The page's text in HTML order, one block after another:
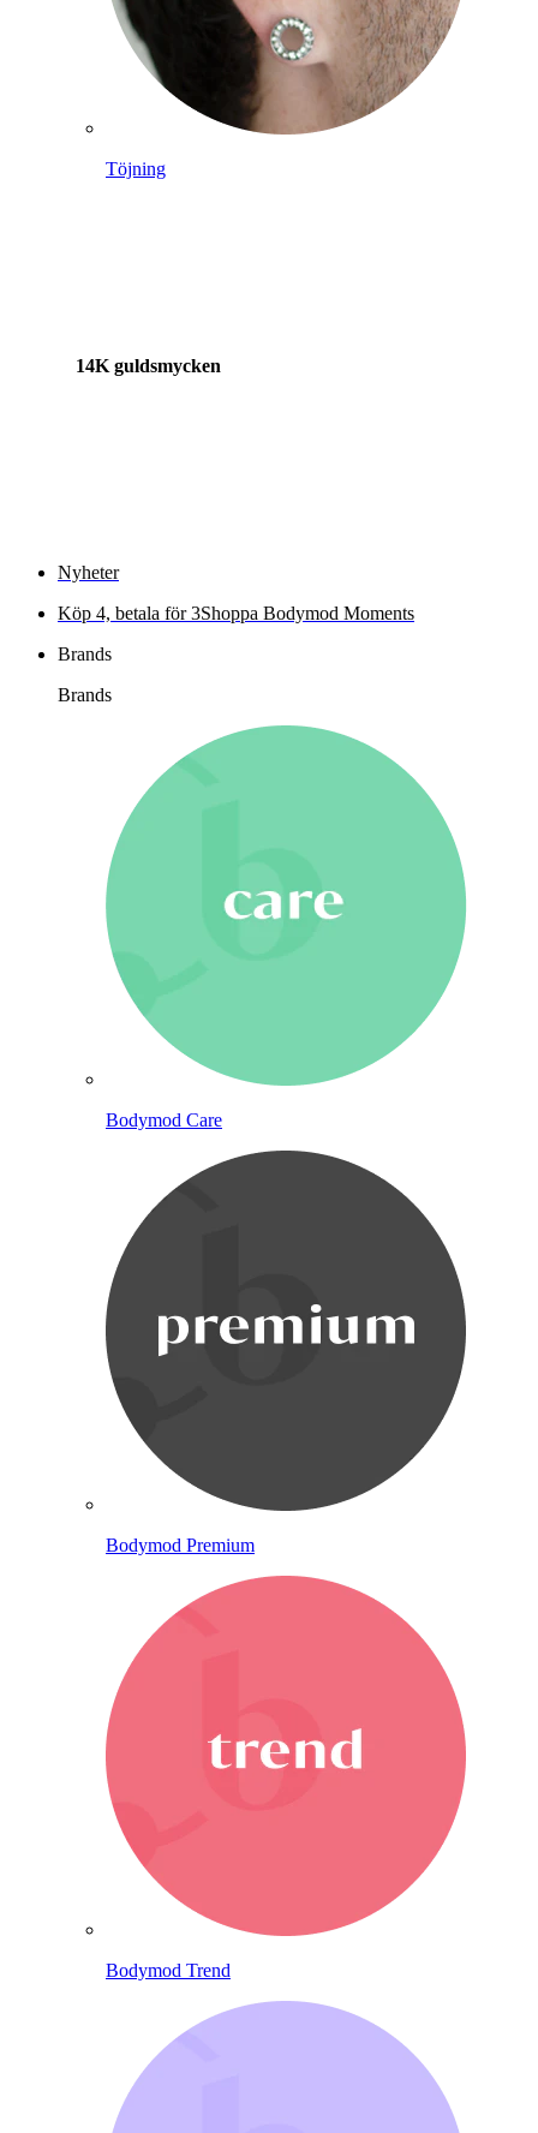
Töjning
14K guldsmycken
Nyheter
Köp 4, betala för 3Shoppa Bodymod Moments
Brands
Brands
Bodymod Care
Bodymod Premium
Bodymod Trend